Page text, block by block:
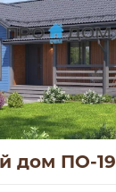
дом ПО-19